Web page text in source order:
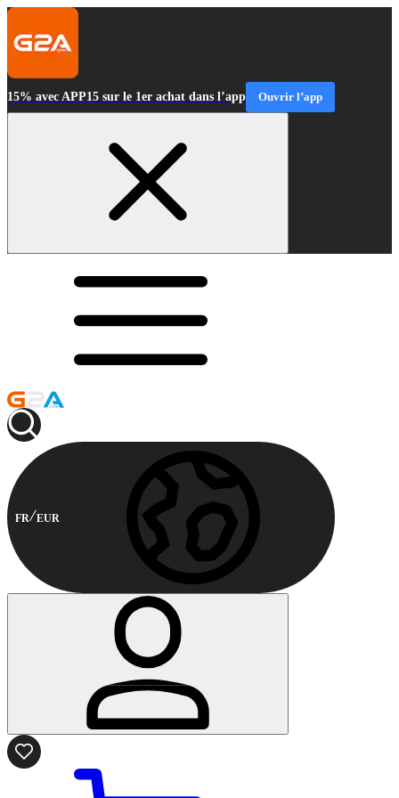
15% avec APP15 sur le 1er achat dans l’app Ouvrir l’app
FR EUR